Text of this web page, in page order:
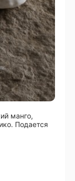
манго,
Подается